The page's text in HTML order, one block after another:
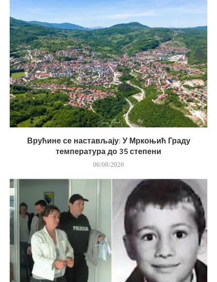
Врућине се настављају: У Мркоњић Граду
температура до 35 степени
06/08/2026